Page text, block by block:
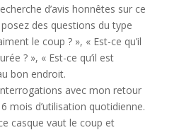
d’avis honnêtes sur ce
des questions du type
le coup ? », « Est-ce qu’il
? », « Est-ce qu’il est
bon endroit.
avec mon retour
mois d’utilisation quotidienne.
casque vaut le coup et